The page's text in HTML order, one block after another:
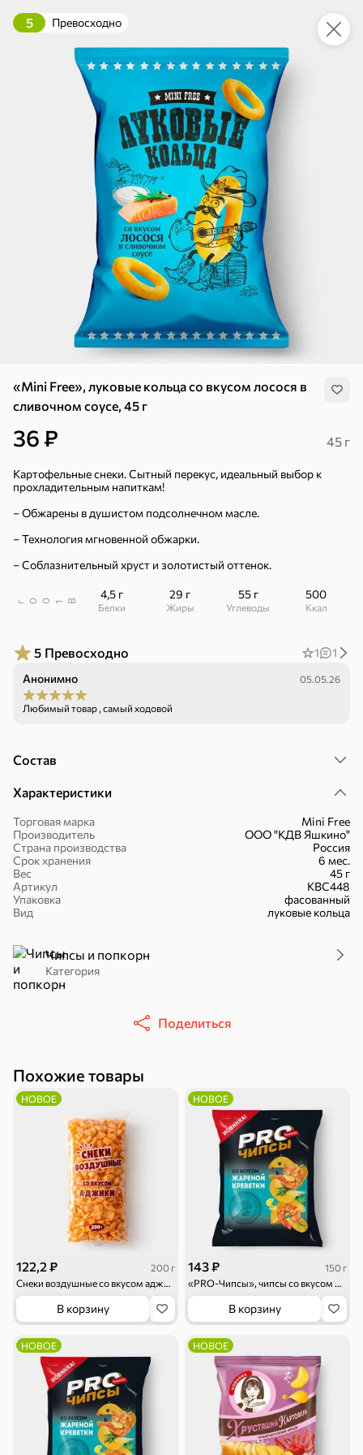
5 Превосходно
«Mini Free», луковые кольца со вкусом лосося в
сливочном соусе, 45 г
36 ₽ 45 г
Картофельные снеки. Сытный перекус, идеальный выбор к
прохладительным напиткам!
– Обжарены в душистом подсолнечном масле.
– Технология мгновенной обжарки.
– Соблазнительный хруст и золотистый оттенок.
В
1 00
г
4,5 г
Белки
29 г
Жиры
55 г
Углеводы
500
ккал
5 Превосходно 1
1
Анонимно
05.05.26
Любимый товар , самый ходовой
Состав
Характеристики
Торговая марка
Mini Free
Производитель
ООО "КДВ Яшкино"
Страна производства
Россия
Срок хранения
6 мес.
Вес
45 г
Артикул
КВС448
Упаковка
фасованный
Вид
луковые кольца
Чипсы и попкорн
Категория
Поделиться
Похожие товары
122,2 ₽
200 г
Снеки воздушные со вкусом аджики, 200 г
НОВОЕ
В корзину
143 ₽
150 г
«PRO-Чипсы», чипсы со вкусом жареной креветки, 150 г
НОВОЕ
В корзину
НОВОЕ НОВОЕ
Говядина тушеная, высший сорт «Главпродукт», 250 г
В корзину
230 г
Килька балтийская обжаренная, в томатном соусе «Главпродукт», 230 г
НОВОЕ
В корзину
Хиты Все
17,5 ₽
Батончик «Чио Рио», 30 г
ХИТ 5
В корзину
20 г
ХИТ
16,7 ₽
14,2 ₽
В корзину
Конфеты Ирис, гематоген
Драже Карамель
Круассаны
Шоколадная и
арахисовая паста
Тараллини Халва, козинаки
Снеки и орехи
Семечки
Сухарики и
гренки
Орехи, мясо,
рыба
Это новая версия сайта KDV
Вернуть старый дизайн